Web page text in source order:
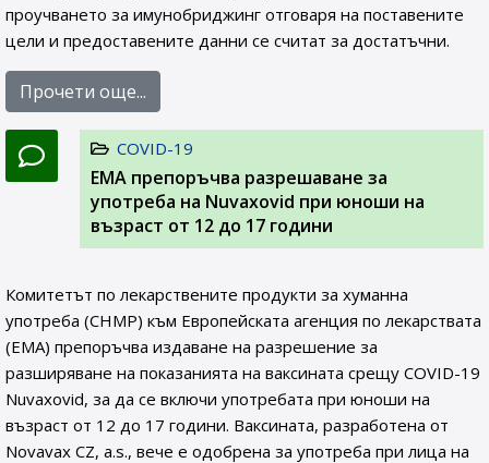
проучването за имунобриджинг отговаря на поставените
цели и предоставените данни се считат за достатъчни.
Прочети още...
COVID-19
ЕМА препоръчва разрешаване за
употреба на Nuvaxovid при юноши на
възраст от 12 до 17 години
Комитетът по лекарствените продукти за хуманна
употреба (CHMP) към Европейската агенция по лекарствата
(EMA) препоръчва издаване на разрешение за
разширяване на показанията на ваксината срещу COVID-19
Nuvaxovid, за да се включи употребата при юноши на
възраст от 12 до 17 години. Ваксината, разработена от
Novavax CZ, a.s., вече е одобрена за употреба при лица на